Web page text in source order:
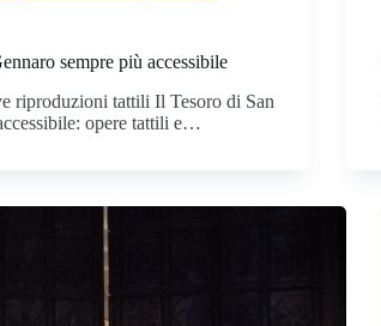
sempre più accessibile
riproduzioni tattili Il Tesoro di San
opere tattili e…